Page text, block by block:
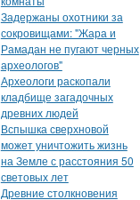
Задержаны охотники за
сокровищами: "Жара и
Рамадан не пугают черных
археологов"
Археологи раскопали
кладбище загадочных
древних людей
Вспышка сверхновой
может уничтожить жизнь
на Земле с расстояния 50
световых лет
Древние столкновения